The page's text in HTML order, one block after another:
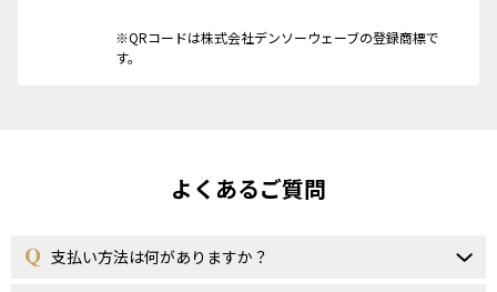
※QRコードは株式会社デンソーウェーブの登録商標で
す。
よくあるご質問
支払い方法は何がありますか？